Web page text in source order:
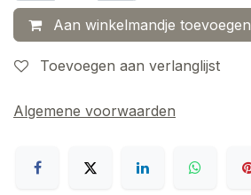
Aan winkelmandje toevoegen
Toevoegen aan verlanglijst
Algemene voorwaarden